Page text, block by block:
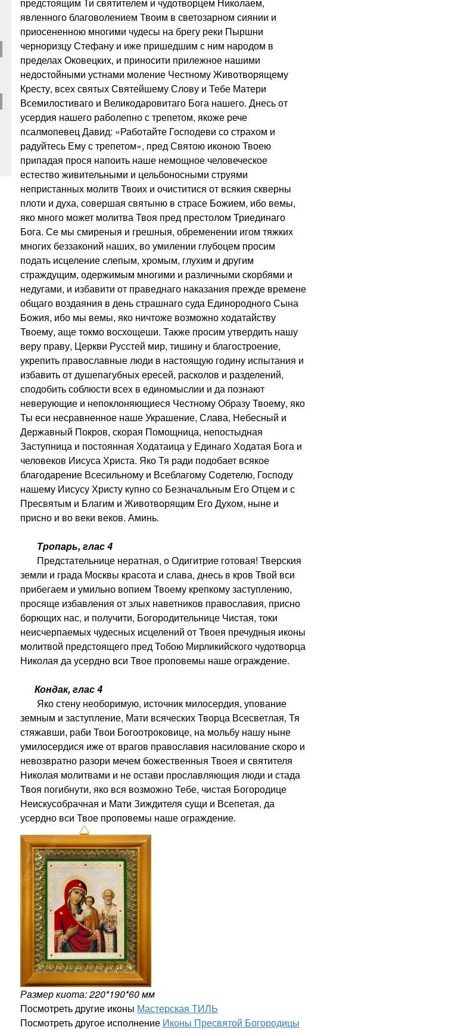
явленного благоволением Твоим в светозарном сиянии и
приосененною многими чудесы на брегу реки Пыршни
черноризцу Стефану и иже пришедшим с ним народом в
пределах Оковецких, и приносити прилежное нашими
недостойными устнами моление Честному Животворящему
Кресту, всех святых Святейшему Слову и Тебе Матери
Всемилостиваго и Великодаровитаго Бога нашего. Днесь от
усердия нашего раболепно с трепетом, якоже рече
псалмопевец Давид: «Работайте Господеви со страхом и
радуйтесь Ему с трепетом», пред Святою иконою Твоею
припадая прося напоить наше немощное человеческое
естество живительными и цельбоносными струями
непристанных молитв Твоих и очиститися от всякия скверны
плоти и духа, совершая святыню в страсе Божием, ибо вемы,
яко много может молитва Твоя пред престолом Триединаго
Бога. Се мы смиреныя и грешныя, обременении игом тяжких
многих беззаконий наших, во умилении глубоцем просим
подать исцеление слепым, хромым, глухим и другим
страждущим, одержимым многими и различными скорбями и
недугами, и избавити от праведнаго наказания прежде времене
общаго воздаяния в день страшнаго суда Единородного Сына
Божия, ибо мы вемы, яко ничтоже возможно ходатайству
Твоему, аще токмо восхощеши. Также просим утвердить нашу
веру праву, Церкви Русстей мир, тишину и благостроение,
укрепить православные люди в настоящую годину испытания и
избавить от душепагубных ересей, расколов и разделений,
сподобить соблюсти всех в единомыслии и да познают
неверующие и непоклоняющиеся Честному Образу Твоему, яко
Ты еси несравненное наше Украшение, Слава, Небесный и
Державный Покров, скорая Помощница, непостыдная
Заступница и постоянная Ходатаица у Единаго Ходатая Бога и
человеков Иисуса Христа. Яко Тя ради подобает всякое
благодарение Всесильному и Всеблагому Содетелю, Господу
нашему Иисусу Христу купно со Безначальным Его Отцем и с
Пресвятым и Благим и Животворящим Его Духом, ныне и
присно и во веки веков. Аминь.
Тропарь, глас 4
Предстательнице нератная, о Одигитрие готовая! Тверския
земли и града Москвы красота и слава, днесь в кров Твой вси
прибегаем и умильно вопием Твоему крепкому заступлению,
просяще избавления от злых наветников православия, присно
борющих нас, и получити, Богородительнице Чистая, токи
неисчерпаемых чудесных исцелений от Твоея пречудныя иконы
молитвой предстоящего пред Тобою Мирликийского чудотворца
Николая да усердно вси Твое проповемы наше ограждение.
Кондак, глас 4
Яко стену необоримую, источник милосердия, упование
земным и заступление, Мати всяческих Творца Всесветлая, Тя
стяжавши, раби Твои Богоотроковице, на мольбу нашу ныне
умилосердися иже от врагов православия насилование скоро и
невозвратно разори мечем божественныя Твоея и святителя
Николая молитвами и не остави прославляющия люди и стада
Твоя погибнути, яко вся возможно Тебе, чистая Богородице
Неискусобрачная и Мати Зиждителя сущи и Всепетая, да
усердно вси Твое проповемы наше ограждение.
Размер киота: 220*190*60 мм
Посмотреть другие иконы Мастерская ТИЛЬ
Посмотреть другое исполнение Иконы Пресвятой Богородицы